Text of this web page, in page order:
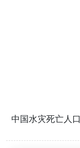
中国水灾死亡人